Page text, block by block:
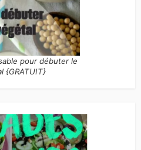
pour débuter le
{GRATUIT}